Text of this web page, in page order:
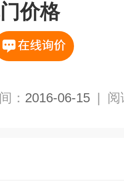
价格
： 2016-06-15 | 阅